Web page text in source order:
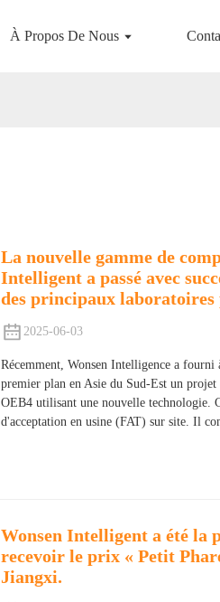
À Propos De Nous
La nouvelle gamme de
Intelligent a passé avec
des principaux laboratoires
2025-06-03
Récemment, Wonsen Intelligence a fourni
premier plan en Asie du Sud-Est un
OEB4 utilisant une nouvelle technologie.
d'acceptation en usine (FAT) sur site. Il
Wonsen Intelligent a été la
recevoir le prix « Petit
Jiangxi.